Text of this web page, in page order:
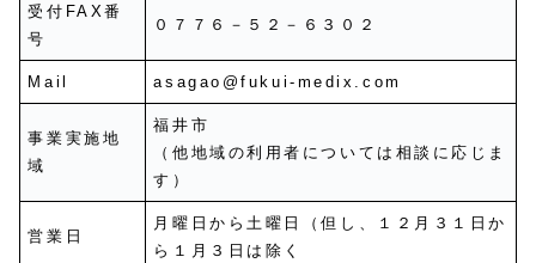
受付FAX番
号
０７７６－５２－６３０２
Mail asagao@fukui-medix.com
事業実施地
域
福井市
（他地域の利用者については相談に応じま
す）
営業日
月曜日から土曜日（但し、１２月３１日か
ら１月３日は除く